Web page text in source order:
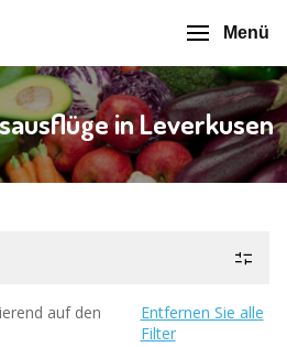
Menü
in Leverkusen
auf den
Entfernen Sie alle
Filter